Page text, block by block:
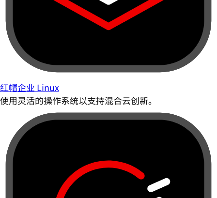
红帽企业 Linux
使用灵活的操作系统以支持混合云创新。